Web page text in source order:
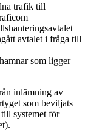
trafik till
avtalet i fråga till
som ligger
inlämning av
som beviljats
systemet för